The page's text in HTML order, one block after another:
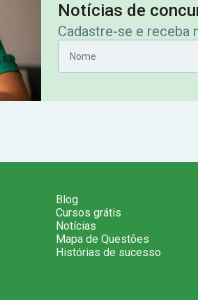
Notícias de
Cadastre-se e receba
Nome
E-mail
Blog
Cursos grátis
Notícias
Mapa de Questões
Histórias de sucesso